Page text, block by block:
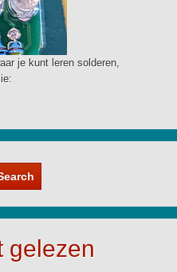
je kunt leren solderen,
gelezen